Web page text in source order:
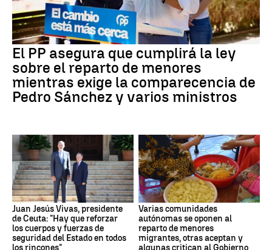
El PP asegura que cumplirá la ley
sobre el reparto de menores
mientras exige la comparecencia de
Pedro Sánchez y varios ministros
Juan Jesús Vivas, presidente
de Ceuta: "Hay que reforzar
los cuerpos y fuerzas de
seguridad del Estado en todos
Varias comunidades
autónomas se oponen al
reparto de menores
migrantes, otras aceptan y